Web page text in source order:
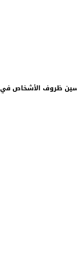
ظروف الأشخاص في